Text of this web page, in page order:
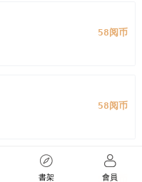
58阅币
58阅币
58阅币
書架 會員